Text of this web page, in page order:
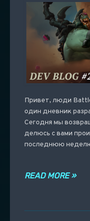
Привет, люди
один дневник
Сегодня мы
делюсь с вами
последнюю
READ MORE »